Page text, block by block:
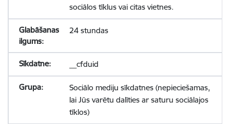
sociālos tīklus vai citas vietnes.
24 stundas
__cfduid
Sociālo mediju sīkdatnes (nepieciešamas,
lai Jūs varētu dalīties ar saturu sociālajos
tīklos)